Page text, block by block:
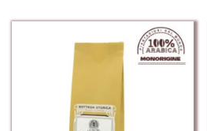
prodotto
varianti.